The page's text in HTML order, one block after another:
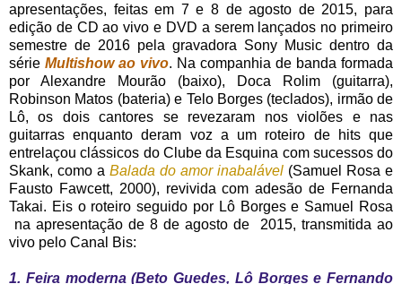
apresentações, feitas em 7 e 8 de agosto de 2015, para
edição de CD ao vivo e DVD a serem lançados no primeiro
semestre de 2016 pela gravadora Sony Music dentro da
série Multishow ao vivo. Na companhia de banda formada
por Alexandre Mourão (baixo), Doca Rolim (guitarra),
Robinson Matos (bateria) e Telo Borges (teclados), irmão de
Lô, os dois cantores se revezaram nos violões e nas
guitarras enquanto deram voz a um roteiro de hits que
entrelaçou clássicos do Clube da Esquina com sucessos do
Skank, como a Balada do amor inabalável (Samuel Rosa e
Fausto Fawcett, 2000), revivida com adesão de Fernanda
Takai. Eis o roteiro seguido por Lô Borges e Samuel Rosa
na apresentação de 8 de agosto de 2015, transmitida ao
vivo pelo Canal Bis:
1. Feira moderna (Beto Guedes, Lô Borges e Fernando